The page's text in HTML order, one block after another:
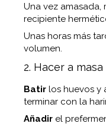
Una vez amasada,
recipiente
Unas horas más
volumen.
2. Hacer a
Batir los huevos y
terminar con la
Añadir el